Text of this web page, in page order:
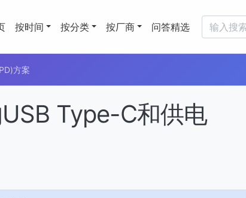
按时间 按分类 按厂商 问答精选
方案
Type-C和供电